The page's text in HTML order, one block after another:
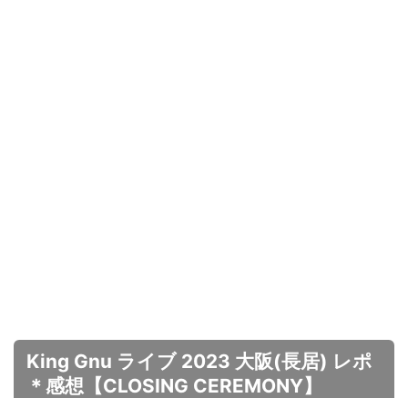
King Gnu ライブ 2023 大阪(長居) レポ
＊感想【CLOSING CEREMONY】